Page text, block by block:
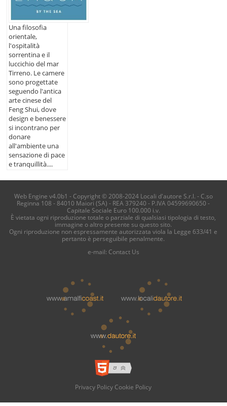
Una filosofia
orientale,
l'ospitalità
sorrentina e il
luccichio del mar
Tirreno. Le camere
sono progettate
seguendo l'antica
arte cinese del
Feng Shui, dove
design e benessere
si incontrano per
donare
all'ambiente una
sensazione di pace
e tranquillità....
Web Engine v4.0b1 - Copyright © 2008-2024 Locali d'autore S.r.l. - C.so
Reginna 108 - 84010 Maiori (SA) - REA 379240 - P.IVA 04599690650 -
Capitale Sociale Euro 100.000 i.v.
È vietata ogni riproduzione totale o parziale di qualsiasi tipologia di testo,
immagine o altro presente su questo sito.
Ogni riproduzione non espressamente autorizzata viola la Legge 633/41 e
pertanto è perseguibile penalmente.
e-mail: Contact Us
Privacy Policy Cookie Policy